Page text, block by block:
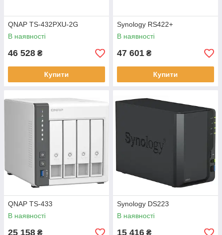
QNAP TS-432PXU-2G
В наявності
46 528 ₴
Купити
Synology RS422+
В наявності
47 601 ₴
Купити
QNAP TS-433
В наявності
25 158 ₴
Synology DS223
В наявності
15 416 ₴